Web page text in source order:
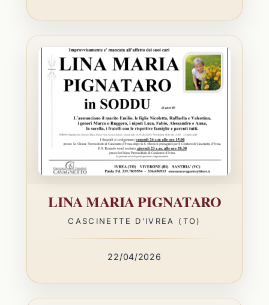
LINA MARIA PIGNATARO
CASCINETTE D'IVREA (TO)
22/04/2026